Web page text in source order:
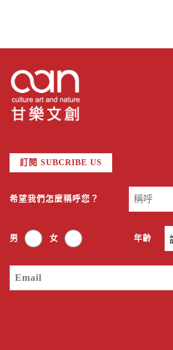
訂閱 SUBCRIBE US
希望我們怎麼稱呼您？
男 女 年齡